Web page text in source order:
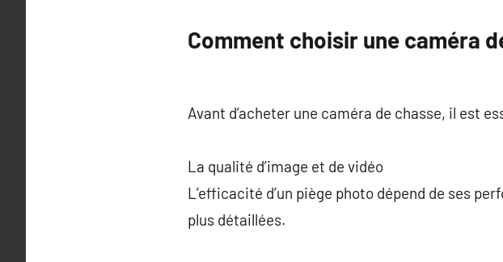
Comment choisir une caméra
Avant d’acheter une caméra de chasse, il est
La qualité d’image et de vidéo
L’efficacité d’un piège photo dépend de ses
plus détaillées.